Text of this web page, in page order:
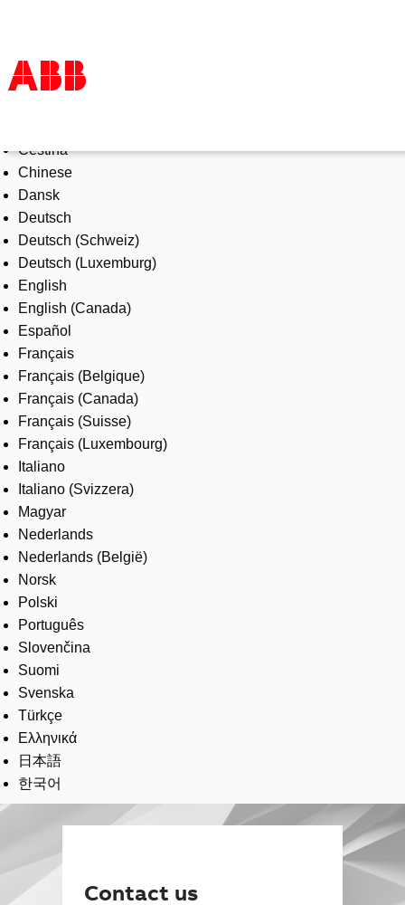
Products & Solutions
Industries
Services
About us
Where to buy
Contact us
Careers
Čeština
Chinese
Dansk
Deutsch
Deutsch (Schweiz)
Deutsch (Luxemburg)
English
English (Canada)
Español
Français
Français (Belgique)
Français (Canada)
Français (Suisse)
Français (Luxembourg)
Italiano
Italiano (Svizzera)
Magyar
Nederlands
Nederlands (België)
Norsk
Polski
Português
Slovenčina
Suomi
Svenska
Türkçe
Ελληνικά
日本語
한국어
Contact us